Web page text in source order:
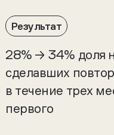
Результат
28% → 34% доля
сделавших
в течение трех
первого